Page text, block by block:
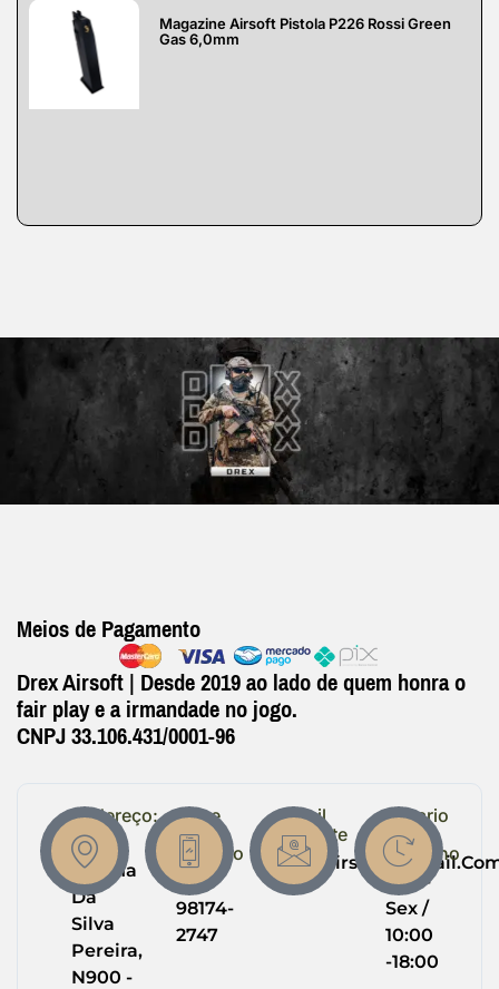
Magazine Airsoft Pistola P226 Rossi Green
Gas 6,0mm
Meios de Pagamento
Drex Airsoft | Desde 2019 ao lado de quem honra o
fair play e a irmandade no jogo.
CNPJ 33.106.431/0001-96
Endereço:
R.
Helena
Da
Silva
Pereira,
N900 -
Entre
em
Contato
(64)
98174-
2747
Email
Suporte
Horario
de
Trabalho
Seg -
Sex /
10:00
-18:00